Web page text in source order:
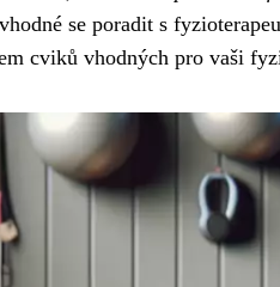
se poradit s
cviků vhodných pro vaši